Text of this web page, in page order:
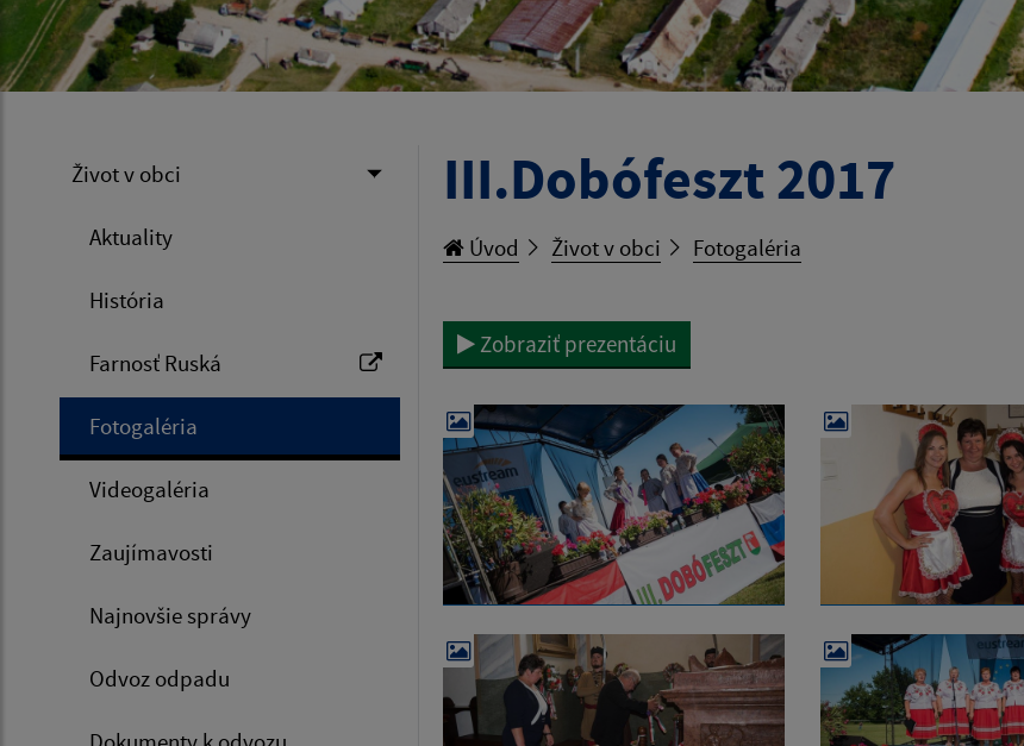
Život v obci
Aktuality
História
Farnosť Ruská
Fotogaléria
Videogaléria
Zaujímavosti
Najnovšie správy
Odvoz odpadu
III.Dobófeszt 2017
Úvod Život v obci Fotogaléria
Zobraziť prezentáciu